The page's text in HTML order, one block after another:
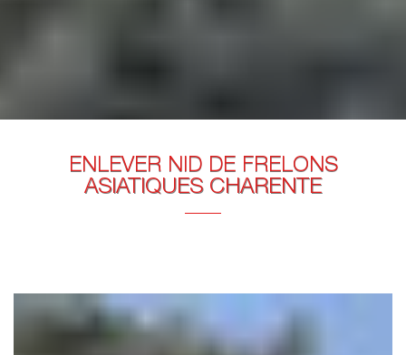
ENLEVER NID DE FRELONS
ASIATIQUES CHARENTE